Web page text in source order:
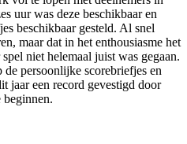
uur was deze beschikbaar en
beschikbaar gesteld. Al snel
maar dat in het enthousiasme het
niet helemaal juist was gegaan.
persoonlijke scorebriefjes en
jaar een record gevestigd door
beginnen.